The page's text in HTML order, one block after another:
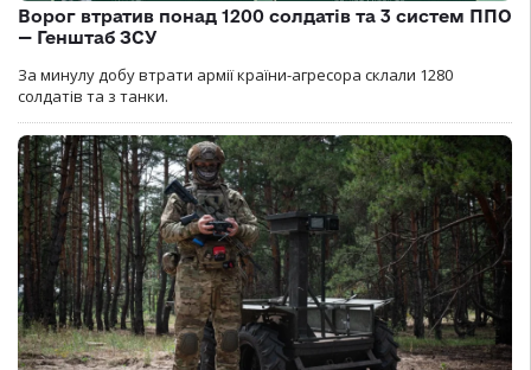
Ворог втратив понад 1200 солдатів та 3 систем ППО
— Генштаб ЗСУ
За минулу добу втрати армії країни-агресора склали 1280
солдатів та з танки.